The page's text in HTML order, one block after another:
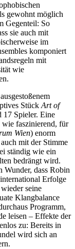
gewohnt möglich
Gegenteil: So
sie auch mit
im
komponiert
mit
wie
Stück Art of
17 Spieler. Eine
wie faszinierend, für
Wien) enorm
mit der Stimme
ständig wie ein
bedrängt wird.
Wunder, dass Robin
Erfolge
seine
Klangbalance
Programm,
leisen – Effekte der
zu: Bereits in
wird sich an